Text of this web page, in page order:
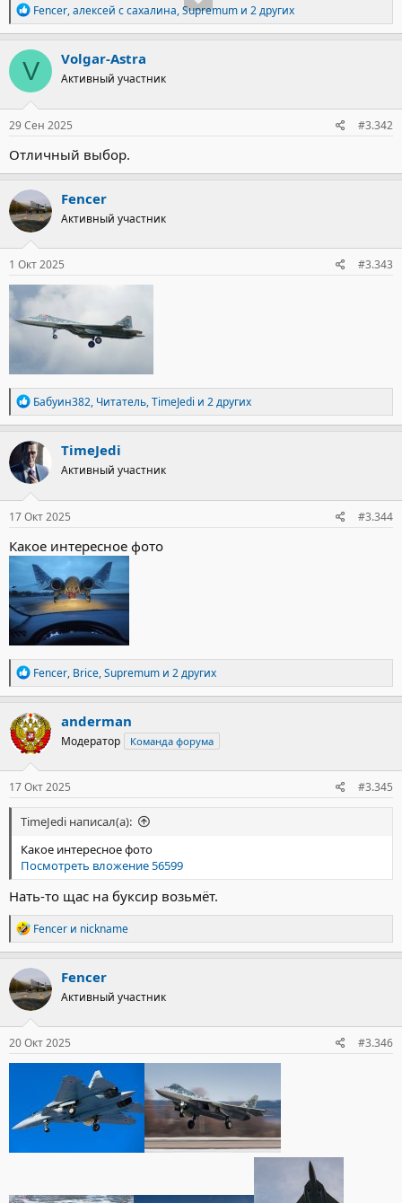
Р
е
а
к
ц
и
и
:
Fencer,алексей с сахалина,Supremum и 2 других
V Volgar-Astra
Активный участник
29 Сен 2025 #3.342
Отличный выбор.
Fencer
Активный участник
1 Окт 2025 #3.343
Р
е
а
к
ц
и
и
:
Бабуин382, Читатель,TimeJedi и 2 других
TimeJedi
Активный участник
17 Окт 2025 #3.344
Какое интересное фото
Р
е
а
к
ц
и
и
:
Fencer, Brice,Supremum и 2 других
anderman
Модератор Команда форума
17 Окт 2025 #3.345
TimeJedi написал(а):
Какое интересное фото
Посмотреть вложение 56599
Нать-то щас на буксир возьмёт.
Р
е
а
к
ц
и
и
:
Fencer и nickname
Fencer
Активный участник
20 Окт 2025 #3.346